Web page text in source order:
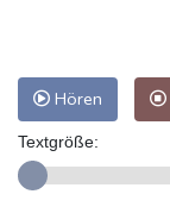
Hören
Textgröße: